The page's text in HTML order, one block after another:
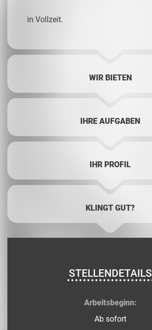
in Vollzeit.
WIR BIETEN
IHRE AUFGABEN
IHR PROFIL
KLINGT GUT?
STELLENDETAILS
Arbeitsbeginn:
Ab sofort